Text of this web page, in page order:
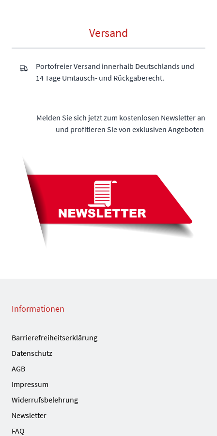
Versand
Portofreier Versand innerhalb Deutschlands und
14 Tage Umtausch- und Rückgaberecht.
Melden Sie sich jetzt zum kostenlosen Newsletter an
und profitieren Sie von exklusiven Angeboten
Informationen
Barrierefreiheitserklärung
Datenschutz
AGB
Impressum
Widerrufsbelehrung
Newsletter
FAQ